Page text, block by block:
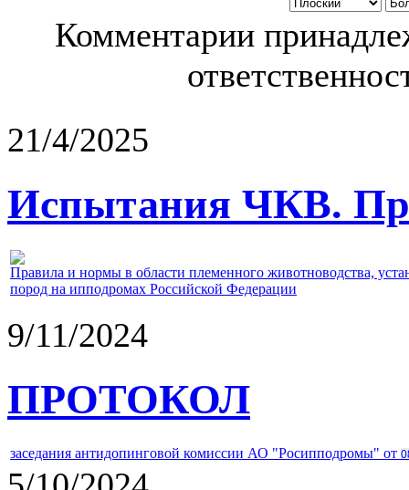
Комментарии
21/4/2025
Испытания ЧКВ.
Правила и нормы в области племенного животноводства,
пород на ипподромах Российской Федерации
9/11/2024
ПРОТОКОЛ
заседания антидопинговой комиссии АО "Росипподромы" от